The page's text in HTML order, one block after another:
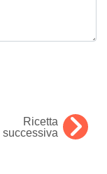
Ricetta
successiva